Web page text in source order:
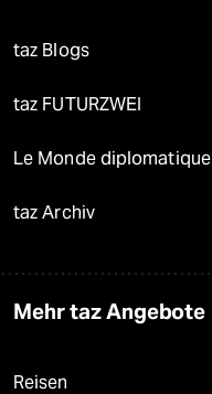
taz Blogs
taz FUTURZWEI
Le Monde diplomatique
taz Archiv
Mehr taz Angebote
Reisen